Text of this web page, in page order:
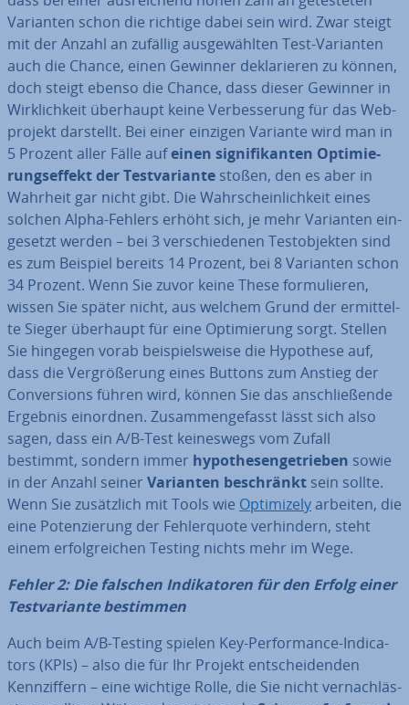
Varianten schon die richtige dabei sein wird. Zwar steigt
mit der Anzahl an zufällig aus­ge­wähl­ten Test-Varianten
auch die Chance, einen Gewinner de­kla­rie­ren zu können,
doch steigt ebenso die Chance, dass dieser Gewinner in
Wirk­lich­keit überhaupt keine Ver­bes­se­rung für das Web­
pro­jekt darstellt. Bei einer einzigen Variante wird man in
5 Prozent aller Fälle aufeinen si­gni­fi­kan­ten Op­ti­mie­
rungs­ef­fekt der Test­va­ri­an­te stoßen, den es aber in
Wahrheit gar nicht gibt. Die Wahr­schein­lich­keit eines
solchen Alpha-Fehlers erhöht sich, je mehr Varianten ein­
ge­setzt werden – bei 3 ver­schie­de­nen Test­ob­jek­ten sind
es zum Beispiel bereits 14 Prozent, bei 8 Varianten schon
34 Prozent. Wenn Sie zuvor keine These for­mu­lie­ren,
wissen Sie später nicht, aus welchem Grund der er­mit­tel­
te Sieger überhaupt für eine Op­ti­mie­rung sorgt. Stellen
Sie hingegen vorab bei­spiels­wei­se die Hypothese auf,
dass die Ver­grö­ße­rung eines Buttons zum Anstieg der
Con­ver­si­ons führen wird, können Sie das an­schlie­ßen­de
Ergebnis einordnen. Zu­sam­men­ge­fasst lässt sich also
sagen, dass ein A/B-Test kei­nes­wegs vom Zufall
bestimmt, sondern immer hy­po­the­sen­ge­trie­ben sowie
in der Anzahl seiner Varianten be­schränkt sein sollte.
Wenn Sie zu­sätz­lich mit Tools wie Op­ti­mi­ze­lyarbeiten, die
eine Po­ten­zie­rung der Feh­ler­quo­te ver­hin­dern, steht
einem er­folg­rei­chen Testing nichts mehr im Wege.
Fehler 2: Die falschen In­di­ka­to­ren für den Erfolg einer
Test­va­ri­an­te bestimmen
Auch beim A/B-Testing spielen Key-Per­for­mance-In­di­ca­
tors (KPIs) – also die für Ihr Projekt ent­schei­den­den
Kenn­zif­fern – eine wichtige Rolle, die Sie nicht ver­nach­läs­